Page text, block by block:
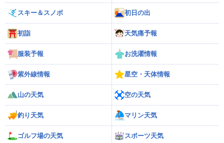
スキー＆スノボ 初日の出
初詣 天気痛予報
服装予報 お洗濯情報
紫外線情報 星空・天体情報
山の天気 空の天気
釣り天気 マリン天気
ゴルフ場の天気 スポーツ天気